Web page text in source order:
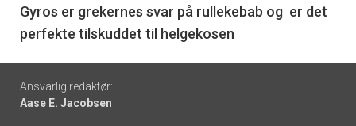
6
Gyros er grekernes svar på rullekebab og er det
perfekte tilskuddet til helgekosen
Footer
-
Ansvarlig redaktør:
Aase E. Jacobsen